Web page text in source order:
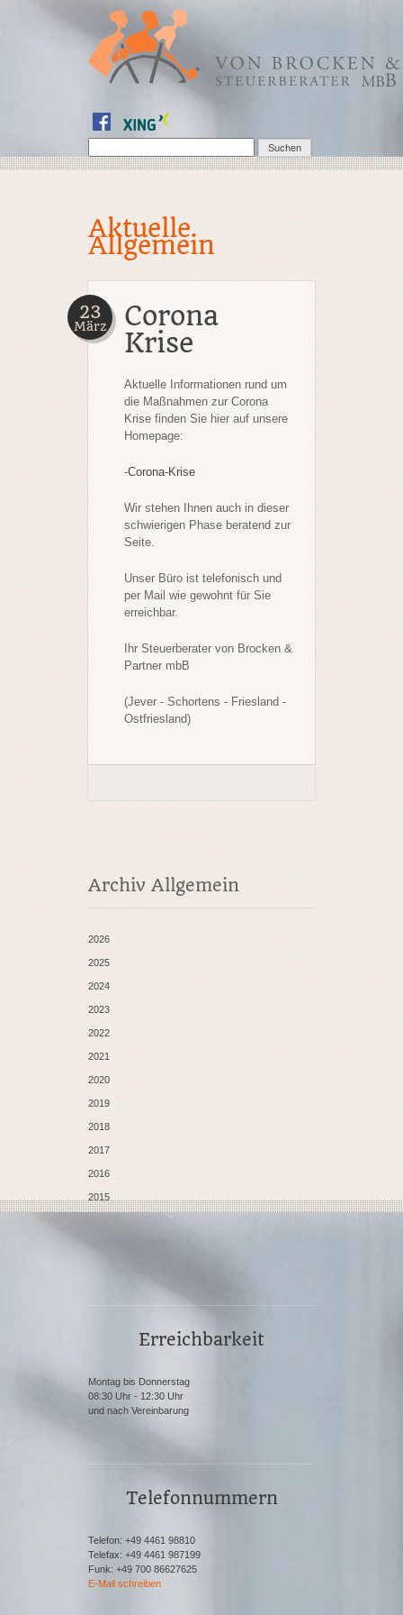
Aktuelle
Allgemein
23
März
Corona
Krise
Aktuelle Informationen rund um
die Maßnahmen zur Corona
Krise finden Sie hier auf unsere
Homepage:
-Corona-Krise
Wir stehen Ihnen auch in dieser
schwierigen Phase beratend zur
Seite.
Unser Büro ist telefonisch und
per Mail wie gewohnt für Sie
erreichbar.
Ihr Steuerberater von Brocken &
Partner mbB
(Jever - Schortens - Friesland -
Ostfriesland)
Archiv Allgemein
2026
2025
2024
2023
2022
2021
2020
2019
2018
2017
2016
2015
Erreichbarkeit
Montag bis Donnerstag
08:30 Uhr - 12:30 Uhr
und nach Vereinbarung
Telefonnummern
Telefon: +49 4461 98810
Telefax: +49 4461 987199
Funk: +49 700 86627625
E-Mail schreiben